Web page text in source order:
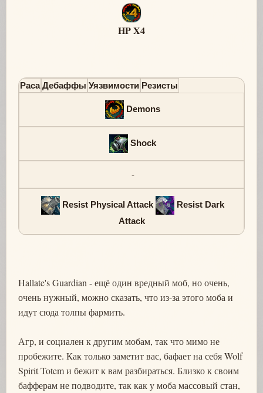
HP X4
Раса Дебаффы Уязвимости Резисты
Demons
Shock
-
Resist Physical Attack
Resist Dark
Attack
Hallate's Guardian - ещё один вредный моб, но очень,
очень нужный, можно сказать, что из-за этого моба и
идут сюда толпы фармить.
Агр, и социален к другим мобам, так что мимо не
пробежите. Как только заметит вас, бафает на себя Wolf
Spirit Totem и бежит к вам разбираться. Близко к своим
бафферам не подводите, так как у моба массовый стан,